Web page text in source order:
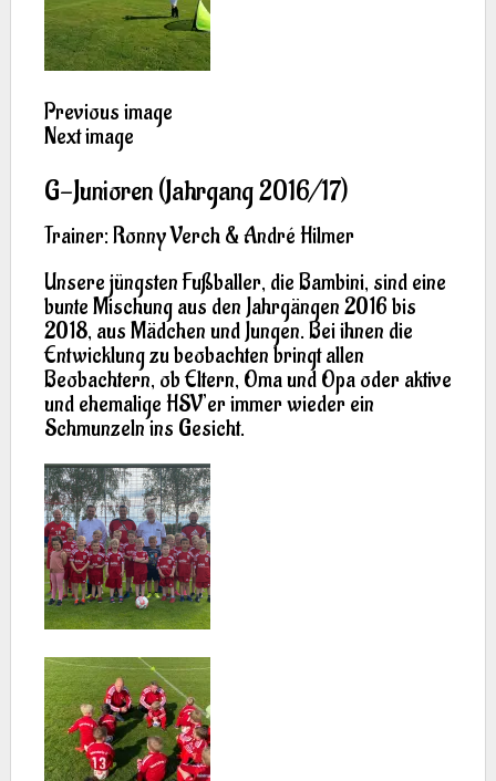
Previous image
Next image
G-Junioren (Jahrgang 2016/17)
Trainer: Ronny Verch & André Hilmer
Unsere jüngsten Fußballer, die Bambini, sind eine
bunte Mischung aus den Jahrgängen 2016 bis
2018, aus Mädchen und Jungen. Bei ihnen die
Entwicklung zu beobachten bringt allen
Beobachtern, ob Eltern, Oma und Opa oder aktive
und ehemalige HSV’er immer wieder ein
Schmunzeln ins Gesicht.